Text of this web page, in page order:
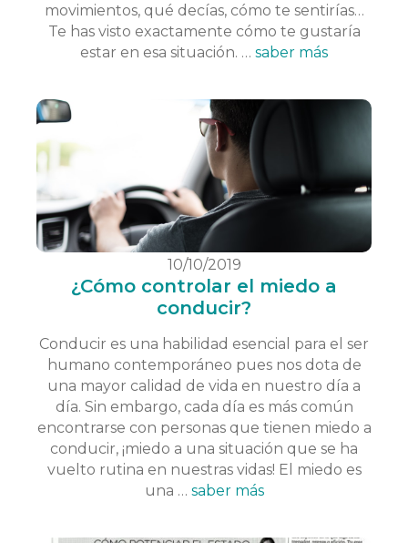
movimientos, qué decías, cómo te sentirías…
Te has visto exactamente cómo te gustaría
estar en esa situación. … saber más
10/10/2019
¿Cómo controlar el miedo a
conducir?
Conducir es una habilidad esencial para el ser
humano contemporáneo pues nos dota de
una mayor calidad de vida en nuestro día a
día. Sin embargo, cada día es más común
encontrarse con personas que tienen miedo a
conducir, ¡miedo a una situación que se ha
vuelto rutina en nuestras vidas! El miedo es
una … saber más